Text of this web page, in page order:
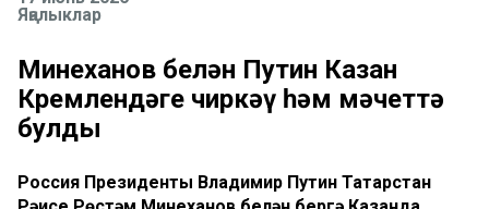
Яңалыклар
Миңнеханов белән Путин Казан
Кремлендәге чиркәү һәм мәчеттә
булды
Россия Президенты Владимир Путин Татарстан